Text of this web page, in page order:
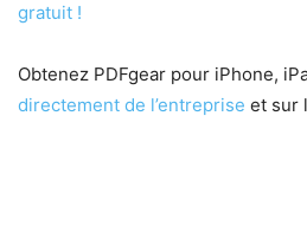
gratuit !
Obtenez PDFgear pour iPhone,
directement de l’entreprise et sur